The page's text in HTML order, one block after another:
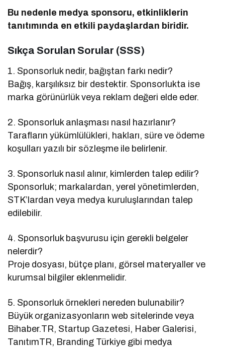
Bu nedenle medya sponsoru, etkinliklerin
tanıtımında en etkili paydaşlardan biridir.
Sıkça Sorulan Sorular (SSS)
1. Sponsorluk nedir, bağıştan farkı nedir?
Bağış, karşılıksız bir destektir. Sponsorlukta ise
marka görünürlük veya reklam değeri elde eder.
2. Sponsorluk anlaşması nasıl hazırlanır?
Tarafların yükümlülükleri, hakları, süre ve ödeme
koşulları yazılı bir sözleşme ile belirlenir.
3. Sponsorluk nasıl alınır, kimlerden talep edilir?
Sponsorluk; markalardan, yerel yönetimlerden,
STK’lardan veya medya kuruluşlarından talep
edilebilir.
4. Sponsorluk başvurusu için gerekli belgeler
nelerdir?
Proje dosyası, bütçe planı, görsel materyaller ve
kurumsal bilgiler eklenmelidir.
5. Sponsorluk örnekleri nereden bulunabilir?
Büyük organizasyonların web sitelerinde veya
Bihaber.TR, Startup Gazetesi, Haber Galerisi,
TanıtımTR, Branding Türkiye gibi medya